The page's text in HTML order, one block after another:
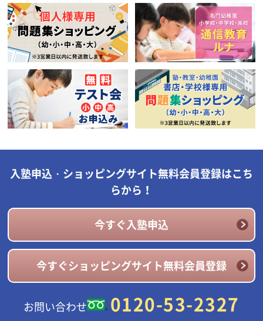
入塾申込・ショッピングサイト無料会員登録はこち
らから！
今すぐ入塾申込
今すぐショッピングサイト無料会員登録
お問い合わせ 0120-53-2327